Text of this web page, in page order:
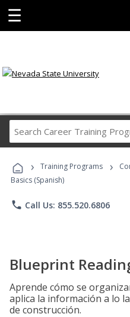
☰
› Training Programs ›
Basics (Spanish)
phone Call Us: 855.520.6806
Blueprint
Aprende cómo se
aplica la información a lo
de construcción.